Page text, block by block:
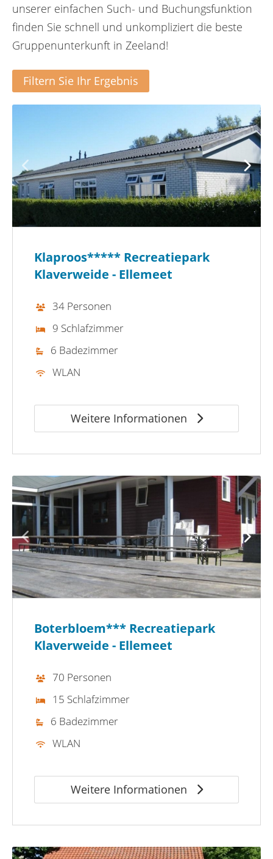
unserer einfachen Such- und Buchungsfunktion
finden Sie schnell und unkompliziert die beste
Gruppenunterkunft in Zeeland!
Filtern Sie Ihr Ergebnis
Klaproos***** Recreatiepark
Klaverweide - Ellemeet
34 Personen
9 Schlafzimmer
6 Badezimmer
WLAN
Weitere Informationen
Boterbloem*** Recreatiepark
Klaverweide - Ellemeet
70 Personen
15 Schlafzimmer
6 Badezimmer
WLAN
Weitere Informationen